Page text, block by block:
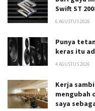
Swift ST
6 AGUSTUS 2026
Punya
keras itu
4 AGUSTUS 2026
Kerja
mengubah
saya